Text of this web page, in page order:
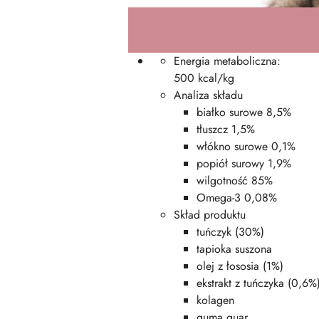
Energia metaboliczna:
500 kcal/kg
Analiza składu
białko surowe 8,5%
tłuszcz 1,5%
włókno surowe 0,1%
popiół surowy 1,9%
wilgotność 85%
Omega-3 0,08%
Skład produktu
tuńczyk (30%)
tapioka suszona
olej z łososia (1%)
ekstrakt z tuńczyka
kolagen